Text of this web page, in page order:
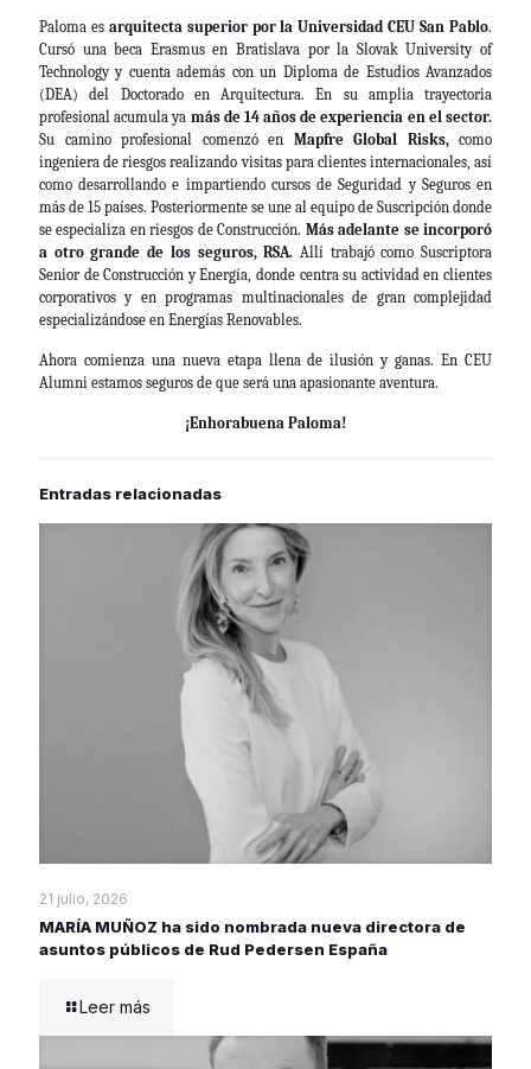
Paloma es arquitecta superior por la Universidad CEU San Pablo.
Cursó una beca Erasmus en Bratislava por la Slovak University of
Technology y cuenta además con un Diploma de Estudios Avanzados
(DEA) del Doctorado en Arquitectura. En su amplia trayectoria
profesional acumula ya más de 14 años de experiencia en el sector.
Su camino profesional comenzó en Mapfre Global Risks,como
ingeniera de riesgos realizando visitas para clientes internacionales, así
como desarrollando e impartiendo cursos de Seguridad y Seguros en
más de 15 países. Posteriormente se une al equipo de Suscripción donde
se especializa en riesgos de Construcción. Más adelante se incorporó
a otro grande de los seguros, RSA. Allí trabajó como Suscriptora
Senior de Construcción y Energía, donde centra su actividad en clientes
corporativos y en programas multinacionales de gran complejidad
especializándose en Energías Renovables.
Ahora comienza una nueva etapa llena de ilusión y ganas. En CEU
Alumni estamos seguros de que será una apasionante aventura.
¡Enhorabuena Paloma!
Entradas relacionadas
21 julio, 2026
MARÍA MUÑOZ ha sido nombrada nueva directora de
asuntos públicos de Rud Pedersen España
Leer más